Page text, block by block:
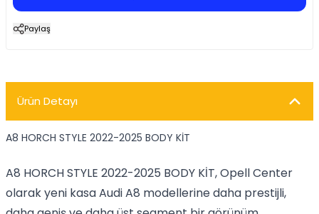
Paylaş
Ürün Detayı
A8 HORCH STYLE 2022-2025 BODY KİT
A8 HORCH STYLE 2022-2025 BODY KİT, Opell Center
olarak yeni kasa Audi A8 modellerine daha prestijli,